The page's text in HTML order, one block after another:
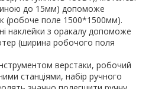
до 15мм) допоможе
(робоче поле 1500*1500мм).
наклейки з оракалу допоможе
(ширина робочого поля
верстаки, робочий
станціями, набір ручного